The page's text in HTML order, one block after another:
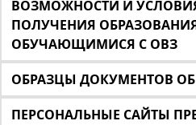
ВОЗМОЖНОСТИ И
ПОЛУЧЕНИЯ
ОБУЧАЮЩИМИСЯ С ОВЗ
ОБРАЗЦЫ ДОКУМЕНТОВ
ПЕРСОНАЛЬНЫЕ САЙТЫ